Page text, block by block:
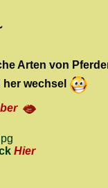
Arten von
wechsel
Hier